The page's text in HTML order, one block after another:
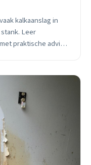
kalkaanslag in
Leer
praktische advies